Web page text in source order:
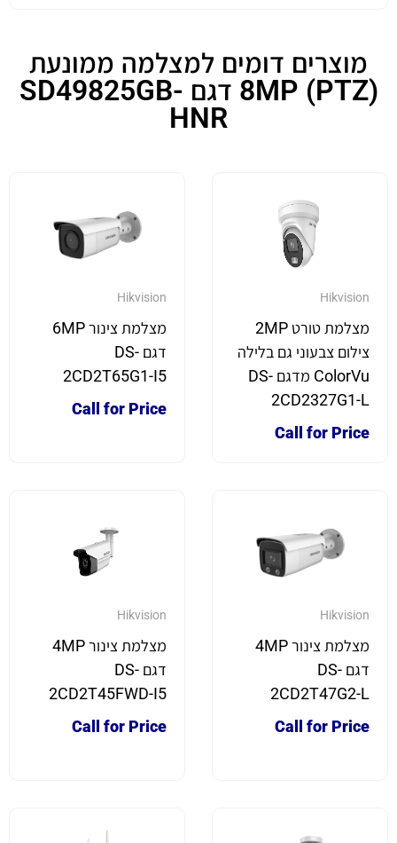
מוצרים דומים למצלמה ממונעת
(PTZ) 8MP דגם SD49825GB-
HNR
Hikvision
מצלמת טורט 2MP
צילום צבעוני גם בלילה
ColorVu מדגם DS-
2CD2327G1-L
Call for Price
Hikvision
מצלמת צינור 6MP
דגם DS-
2CD2T65G1-I5
Call for Price
Hikvision
מצלמת צינור 4MP
דגם DS-
2CD2T47G2-L
Call for Price
Hikvision
מצלמת צינור 4MP
דגם DS-
2CD2T45FWD-I5
Call for Price